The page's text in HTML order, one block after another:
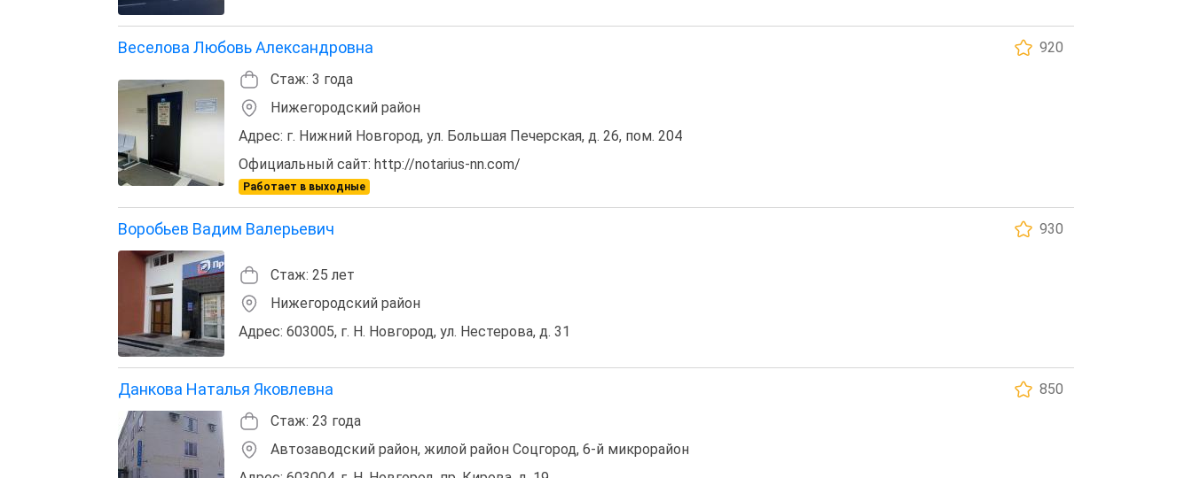
Веселова Любовь Александровна
920
Стаж: 3 года
Нижегородский район
Адрес: г. Нижний Новгород, ул. Большая Печерская, д. 26, пом. 204
Официальный сайт: http://notarius-nn.com/
Работает в выходные
Воробьев Вадим Валерьевич 930
Стаж: 25 лет
Нижегородский район
Адрес: 603005, г. Н. Новгород, ул. Нестерова, д. 31
Данкова Наталья Яковлевна
850
Стаж: 23 года
Автозаводский район, жилой район Соцгород, 6-й микрорайон